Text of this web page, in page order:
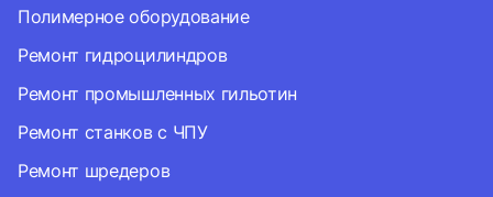
Полимерное оборудование
Ремонт гидроцилиндров
Ремонт промышленных гильотин
Ремонт станков с ЧПУ
Ремонт шредеров